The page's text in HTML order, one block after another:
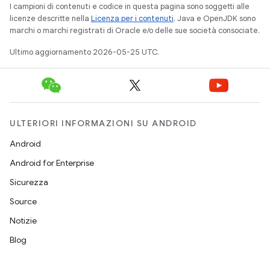
I campioni di contenuti e codice in questa pagina sono soggetti alle
licenze descritte nella Licenza per i contenuti. Java e OpenJDK sono
marchi o marchi registrati di Oracle e/o delle sue società consociate.
Ultimo aggiornamento 2026-05-25 UTC.
ULTERIORI INFORMAZIONI SU ANDROID
Android
Android for Enterprise
Sicurezza
Source
Notizie
Blog